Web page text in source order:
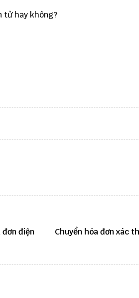
tử hay không?
đơn điện
Chuyển hóa đơn xác